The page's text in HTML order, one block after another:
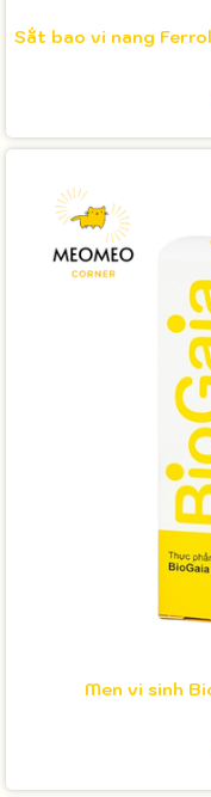
Sắt bao vi nang
Men vi sinh